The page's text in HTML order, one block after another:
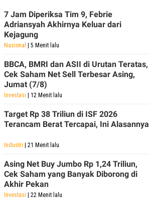
7 Jam Diperiksa Tim 9, Febrie
Adriansyah Akhirnya Keluar dari
Kejagung
Nasional | 5 Menit lalu
BBCA, BMRI dan ASII di Urutan Teratas,
Cek Saham Net Sell Terbesar Asing,
Jumat (7/8)
Investasi | 12 Menit lalu
Target Rp 38 Triliun di ISF 2026
Terancam Berat Tercapai, Ini Alasannya
Industri | 21 Menit lalu
Asing Net Buy Jumbo Rp 1,24 Triliun,
Cek Saham yang Banyak Diborong di
Akhir Pekan
Investasi | 22 Menit lalu